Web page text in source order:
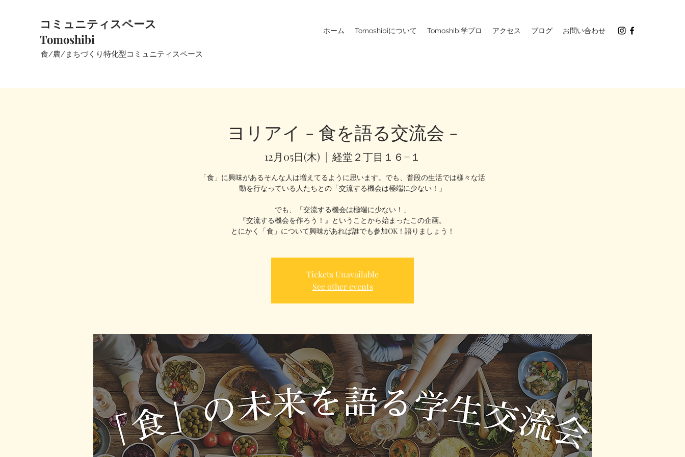
コミュニティスペース
Tomoshibi
​食/農/まちづくり特化型コミュニティスペース
ホーム Tomoshibiについて Tomoshibi学プロ アクセス ブログ お問い合わせ
ヨリアイ - 食を語る交流会 -
12月05日(木)
  |
経堂２丁目１６−１
「食」に興味があるそんな人は増えてるように思います。でも、普段の生活では様々な活
動を行なっている人たちとの「交流する機会は極端に少ない！」
でも、「交流する機会は極端に少ない！」
『交流する機会を作ろう！』ということから始まったこの企画。
とにかく「食」について興味があれば誰でも参加OK！語りましょう！
Tickets Unavailable
See other events